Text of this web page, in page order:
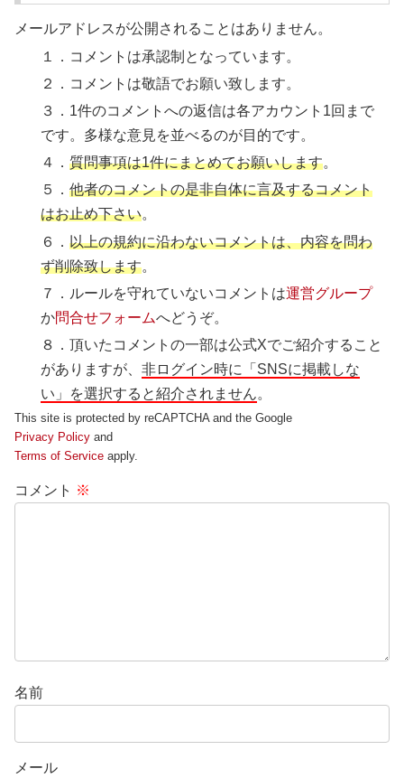
メールアドレスが公開されることはありません。
１．コメントは承認制となっています。
２．コメントは敬語でお願い致します。
３．1件のコメントへの返信は各アカウント1回まで
です。多様な意見を並べるのが目的です。
４．質問事項は1件にまとめてお願いします。
５．他者のコメントの是非自体に言及するコメント
はお止め下さい。
６．以上の規約に沿わないコメントは、内容を問わ
ず削除致します。
７．ルールを守れていないコメントは運営グループ
か問合せフォームへどうぞ。
８．頂いたコメントの一部は公式Xでご紹介すること
がありますが、非ログイン時に「SNSに掲載しな
い」を選択すると紹介されません。
This site is protected by reCAPTCHA and the Google
Privacy Policy and
Terms of Service apply.
コメント ※
名前
メール